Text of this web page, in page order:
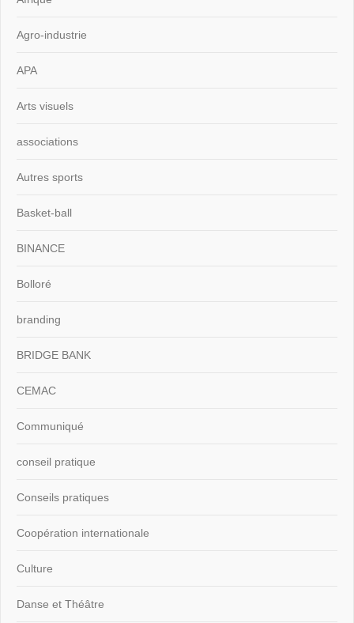
Agro-industrie
APA
Arts visuels
associations
Autres sports
Basket-ball
BINANCE
Bolloré
branding
BRIDGE BANK
CEMAC
Communiqué
conseil pratique
Conseils pratiques
Coopération internationale
Culture
Danse et Théâtre